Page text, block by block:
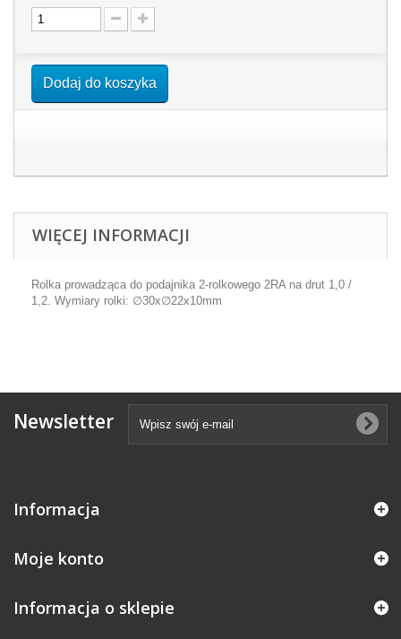
Dodaj do koszyka
WIĘCEJ INFORMACJI
Rolka prowadząca do podajnika 2-rolkowego 2RA na drut 1,0 /
1,2. Wymiary rolki: ∅30x∅22x10mm
Newsletter
Informacja
Moje konto
Informacja o sklepie